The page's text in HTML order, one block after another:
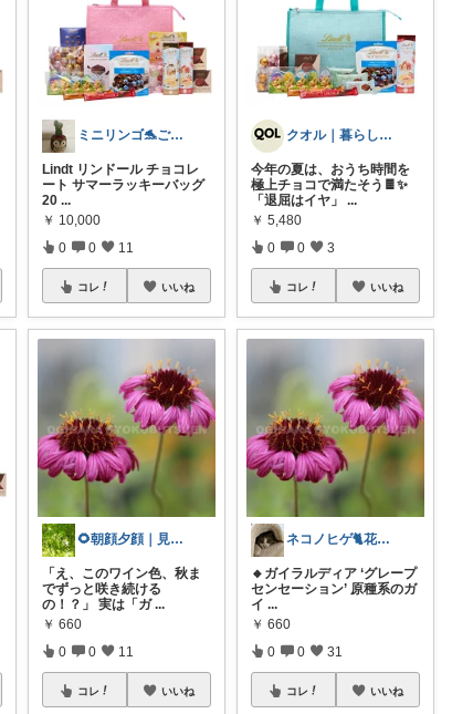
ミニリンゴ🐬ご縁に感謝🌻ありがとう
Lindt リンドール チョコレ
ート サマーラッキーバッグ
20 ...
￥ 10,000
0 0 11
コレ いいね
🌻朝顔夕顔｜見て下さり有難う🫧
「え、このワイン色、秋ま
でずっと咲き続ける
の！？」 実は「ガ ...
￥ 660
0 0 11
コレ いいね
クオル｜暮らしの「質」爆上げ🈁
今年の夏は、おうち時間を
極上チョコで満たそう🍫✨
「退屈はイヤ」
...
￥ 5,480
0 0 3
コレ いいね
ネコノヒゲ🐈花好きオタクの庭🪴
🔸ガイラルディア ‘グレープ
センセーション’ 原種系のガ
イ ...
￥ 660
0 0 31
コレ いいね